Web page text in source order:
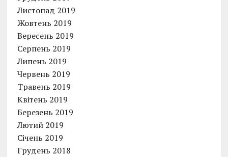
Листопад 2019
Жовтень 2019
Вересень 2019
Серпень 2019
Липень 2019
Червень 2019
Травень 2019
Квітень 2019
Березень 2019
Лютий 2019
Січень 2019
Грудень 2018